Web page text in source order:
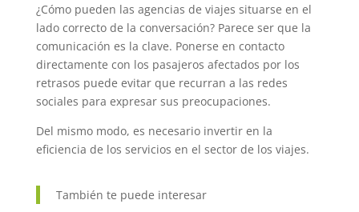
¿Cómo pueden las agencias de viajes situarse en el
lado correcto de la conversación? Parece ser que la
comunicación es la clave. Ponerse en contacto
directamente con los pasajeros afectados por los
retrasos puede evitar que recurran a las redes
sociales para expresar sus preocupaciones.
Del mismo modo, es necesario invertir en la
eficiencia de los servicios en el sector de los viajes.
También te puede interesar